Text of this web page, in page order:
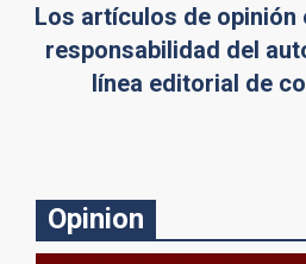
Los artículos de opinión
responsabilidad del
línea editorial de
Opinion